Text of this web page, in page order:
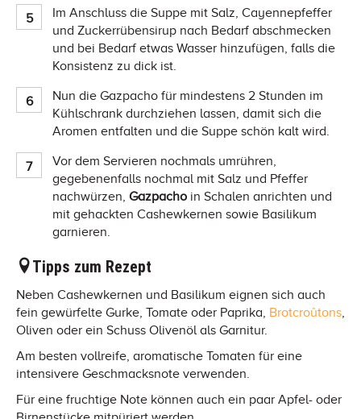
Im Anschluss die Suppe mit Salz, Cayennepfeffer
und Zuckerrübensirup nach Bedarf abschmecken
und bei Bedarf etwas Wasser hinzufügen, falls die
Konsistenz zu dick ist.
Nun die Gazpacho für mindestens 2 Stunden im
Kühlschrank durchziehen lassen, damit sich die
Aromen entfalten und die Suppe schön kalt wird.
Vor dem Servieren nochmals umrühren,
gegebenenfalls nochmal mit Salz und Pfeffer
nachwürzen, Gazpacho in Schalen anrichten und
mit gehackten Cashewkernen sowie Basilikum
garnieren.
Tipps zum Rezept
Neben Cashewkernen und Basilikum eignen sich auch
fein gewürfelte Gurke, Tomate oder Paprika, Brotcroûtons,
Oliven oder ein Schuss Olivenöl als Garnitur.
Am besten vollreife, aromatische Tomaten für eine
intensivere Geschmacksnote verwenden.
Für eine fruchtige Note können auch ein paar Apfel- oder